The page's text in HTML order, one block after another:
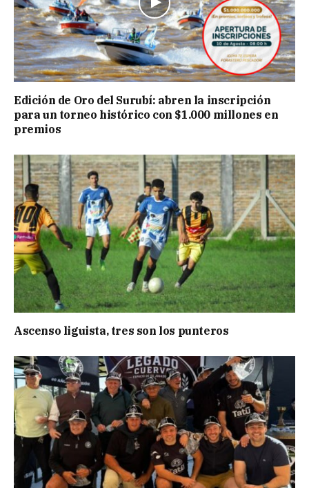
Edición de Oro del Surubí: abren la inscripción
para un torneo histórico con $1.000 millones en
premios
Ascenso liguista, tres son los punteros